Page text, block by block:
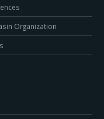
Organization